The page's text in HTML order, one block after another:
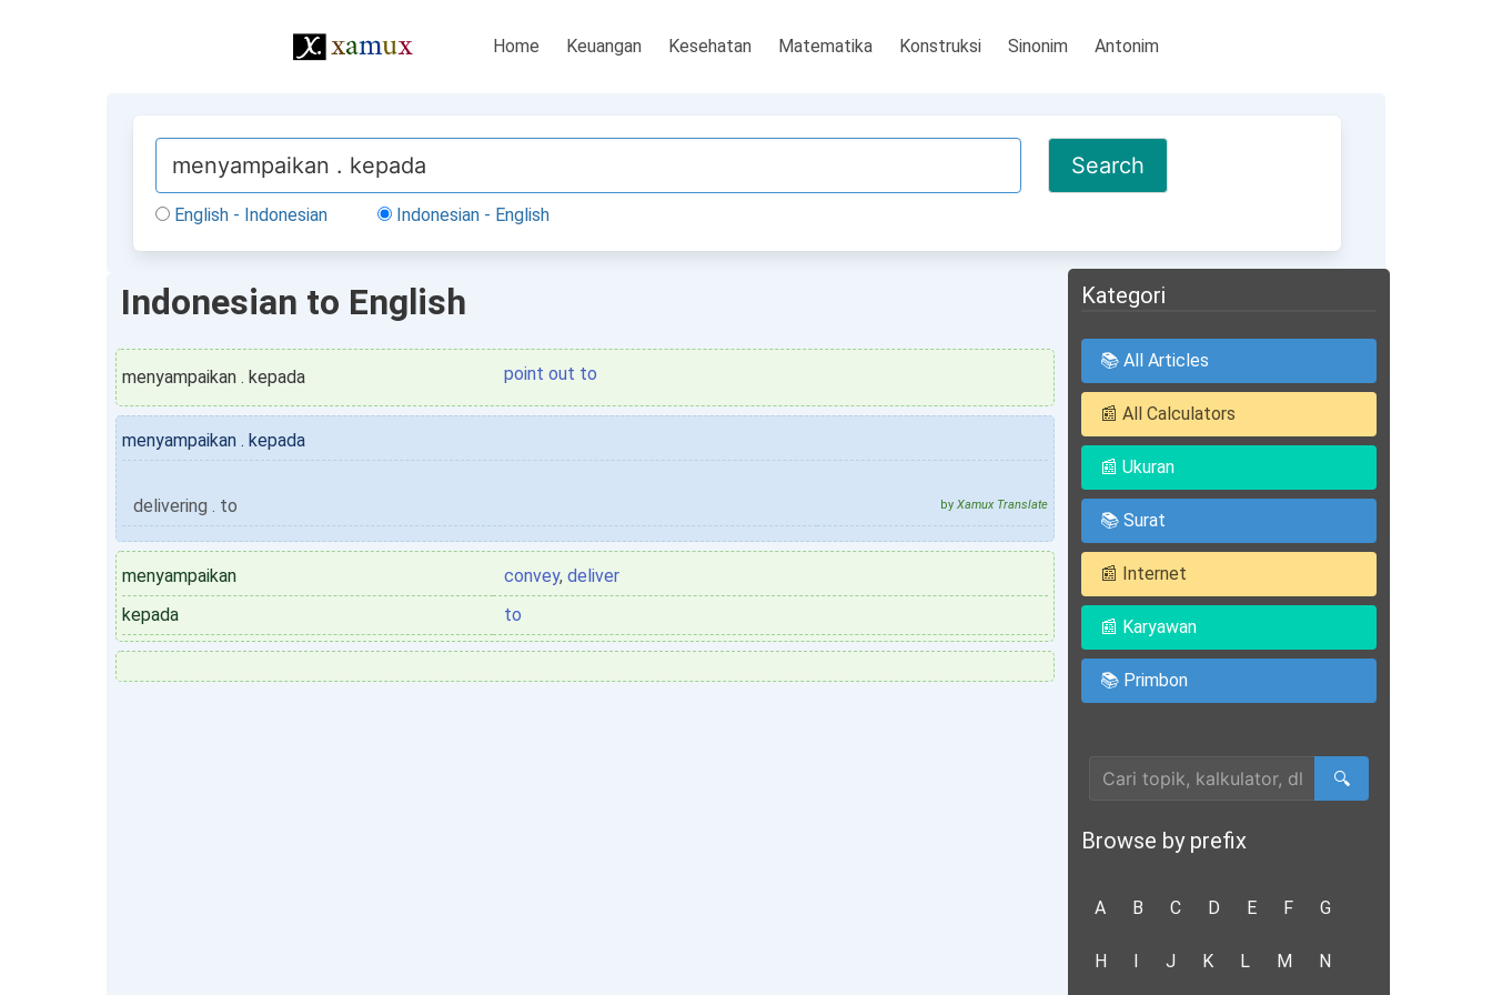
Home Keuangan Kesehatan Matematika Konstruksi Sinonim Antonim
English - Indonesian Indonesian - English
Indonesian to English
menyampaikan . kepada point out to
menyampaikan . kepada
delivering . to by Xamux Translate
menyampaikan convey, deliver
kepada
to
Kategori
📚 All Articles
📰 All Calculators
📰 Ukuran
📚 Surat
📰 Internet
📰 Karyawan
📚 Primbon
🔍
Browse by prefix
A B C D E F G
H I J K L M N